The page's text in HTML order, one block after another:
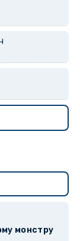
монстру